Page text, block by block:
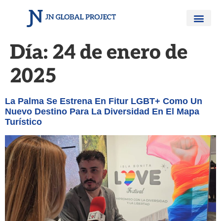
Día: 24 de enero de
2025
La Palma Se Estrena En Fitur LGBT+ Como Un
Nuevo Destino Para La Diversidad En El Mapa
Turístico